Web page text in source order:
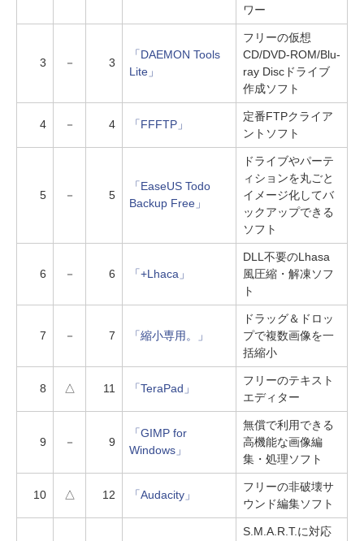
ワー
3 － 3
「DAEMON Tools
Lite」
フリーの仮想
CD/DVD-ROM/Blu-
ray Discドライブ
作成ソフト
4 － 4 「FFFTP」
定番FTPクライア
ントソフト
5 － 5
「EaseUS Todo
Backup Free」
ドライブやパーテ
ィションを丸ごと
イメージ化してバ
ックアップできる
ソフト
6 － 6 「+Lhaca」
DLL不要のLhasa
風圧縮・解凍ソフ
ト
7 － 7 「縮小専用。」
ドラッグ＆ドロッ
プで複数画像を一
括縮小
8 △ 11 「TeraPad」
フリーのテキスト
エディター
9 － 9
「GIMP for
Windows」
無償で利用できる
高機能な画像編
集・処理ソフト
10 △ 12 「Audacity」
フリーの非破壊サ
ウンド編集ソフト
S.M.A.R.T.に対応